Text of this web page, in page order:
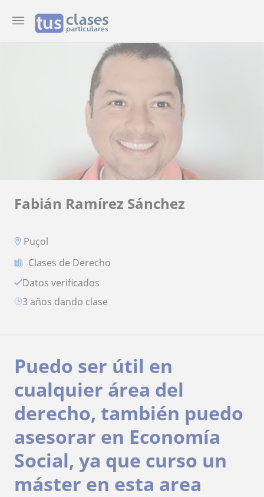
Fabián Ramírez Sánchez
Puçol
Clases de Derecho
Datos verificados
3 años dando clase
Puedo ser útil en
cualquier área del
derecho, también puedo
asesorar en Economía
Social, ya que curso un
máster en esta area